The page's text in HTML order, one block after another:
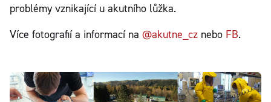
problémy vznikající u akutního lůžka.
Více fotografií a informací na @akutne_cz nebo FB.